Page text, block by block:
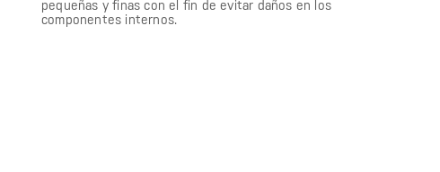
pequeñas y finas con el fin de evitar daños en los
componentes internos.